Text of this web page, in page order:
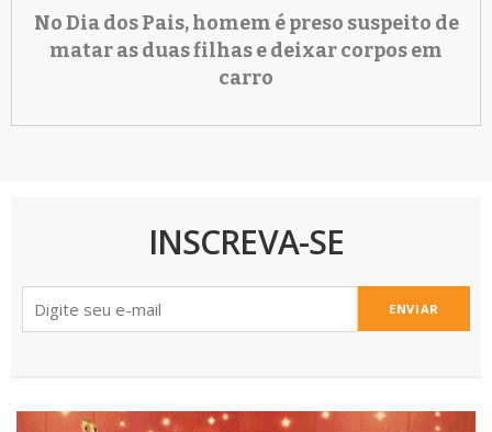
No Dia dos Pais, homem é preso suspeito de
matar as duas filhas e deixar corpos em
carro
INSCREVA-SE
ENVIAR